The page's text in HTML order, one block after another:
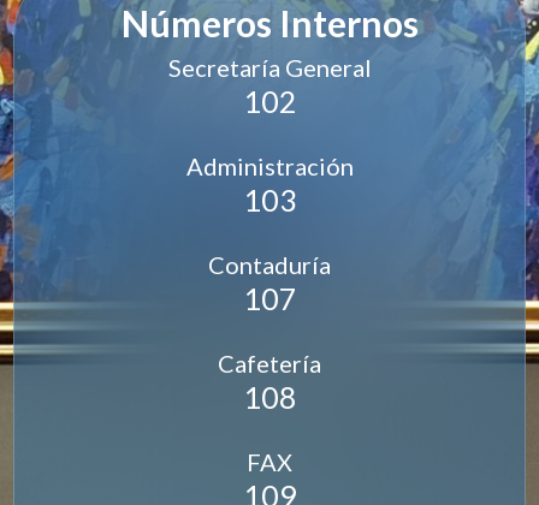
Números Internos
Secretaría General
102
Administración
103
Contaduría
107
Cafetería
108
FAX
109